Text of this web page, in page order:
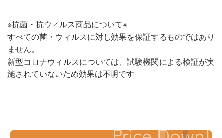
※抗菌・抗ウィルス商品について※
すべての菌・ウィルスに対し効果を保証するものではあり
ません。
新型コロナウィルスについては、試験機関による検証が実
施されていないため効果は不明です